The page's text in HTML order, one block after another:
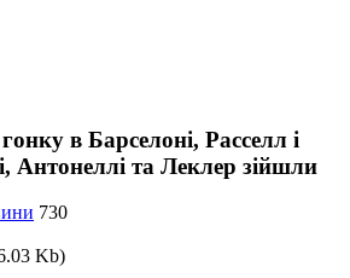
в Барселоні, Расселл і
Антонеллі та Леклер зійшли
730